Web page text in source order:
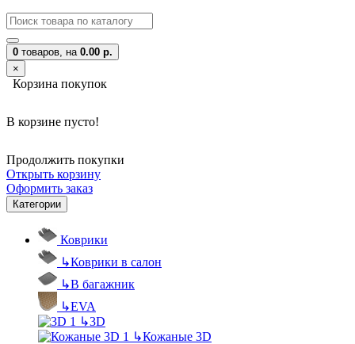
0 товаров, на 0.00 р.
×
Корзина покупок
В корзине пусто!
Продолжить покупки
Открыть корзину
Оформить заказ
Категории
Коврики
↳Коврики в салон
↳В багажник
↳EVA
↳3D
↳Кожаные 3D